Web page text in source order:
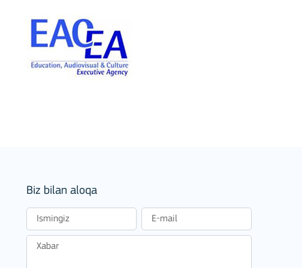
Biz bilan aloqa